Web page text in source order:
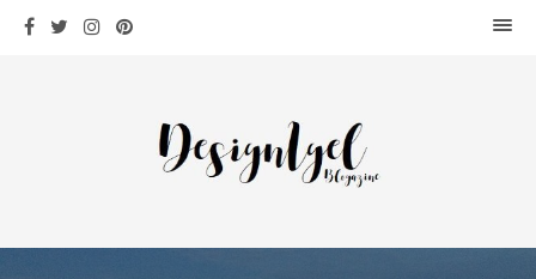
WOHNEN
KÜCHE
KINDERKRAM